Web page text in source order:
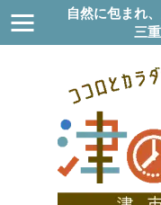
自然に包まれ
三